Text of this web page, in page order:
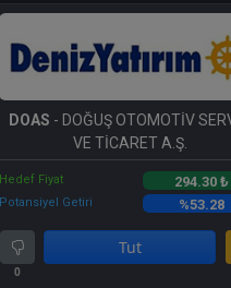
DOAS - DOĞUŞ OTOMOTİV
VE TİCARET A.Ş.
Hedef Fiyat 294.30 ₺
Potansiyel Getiri %53.28
0
Tut